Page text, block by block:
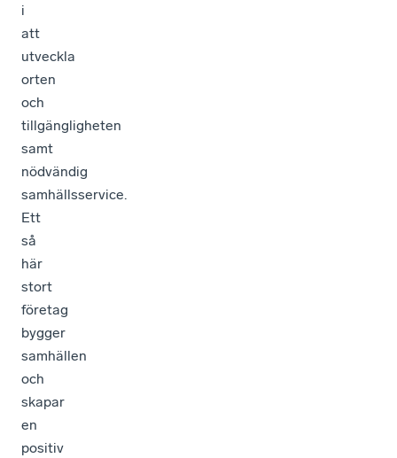
i
att
utveckla
orten
och
tillgängligheten
samt
nödvändig
samhällsservice.
Ett
så
här
stort
företag
bygger
samhällen
och
skapar
en
positiv